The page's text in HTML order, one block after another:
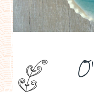
politique de